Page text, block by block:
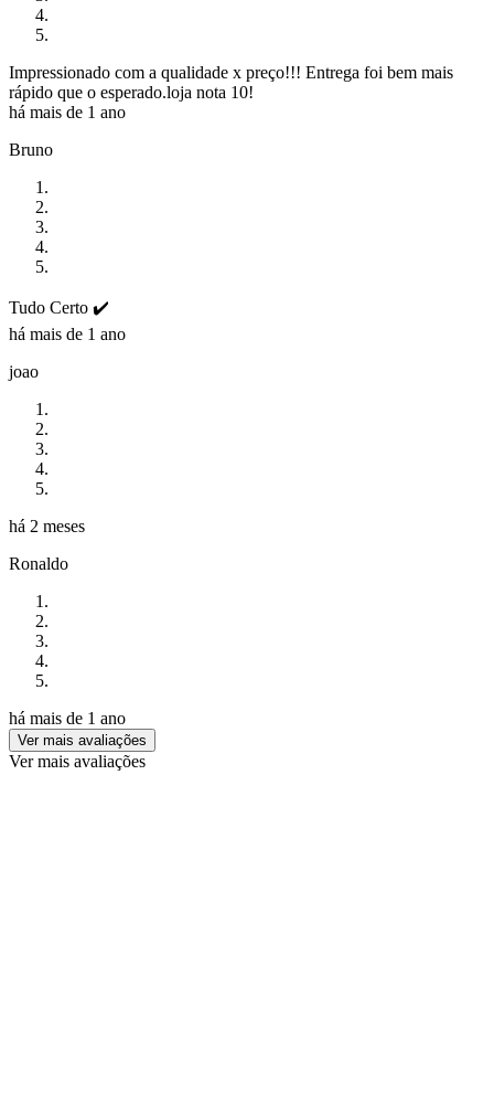
Impressionado com a qualidade x preço!!! Entrega foi bem mais
rápido que o esperado.loja nota 10!
há mais de 1 ano
Bruno
Tudo Certo ✔️
há mais de 1 ano
joao
há 2 meses
Ronaldo
há mais de 1 ano
Ver mais avaliações
Ver mais avaliações